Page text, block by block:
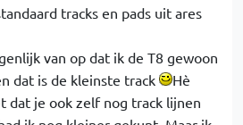
tracks en pads uit ares
van op dat ik de T8 gewoon
dat is de kleinste track
Hè
dat je ook zelf nog track lijnen